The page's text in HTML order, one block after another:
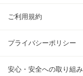
ご利用規約
プライバシーポリシー
安心・安全への取り組み